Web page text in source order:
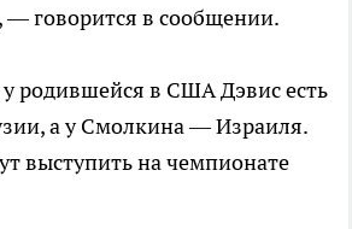
— говорится в сообщении.
у родившейся в США Дэвис есть
а у Смолкина — Израиля.
выступить на чемпионате